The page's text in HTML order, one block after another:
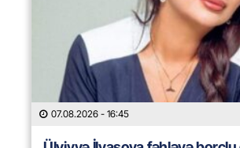
07.08.2026 - 16:45